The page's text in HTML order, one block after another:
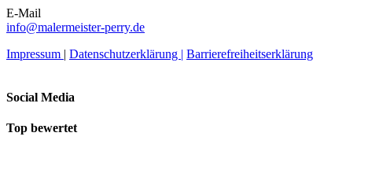
E-Mail
info@malermeister-perry.de
Impressum | Datenschutzerklärung | Barrierefreiheitserklärung
Social Media
Top bewertet